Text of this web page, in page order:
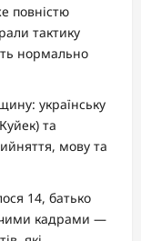
повністю
тактику
нормально
українську
та
мову та
14, батько
кадрами —